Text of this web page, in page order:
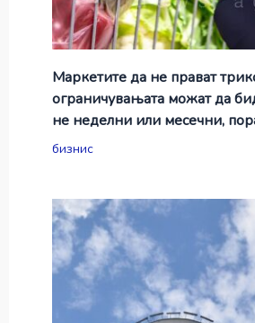
Маркетите да не прават
ограничувањата можат да
не неделни или месечни,
бизнис